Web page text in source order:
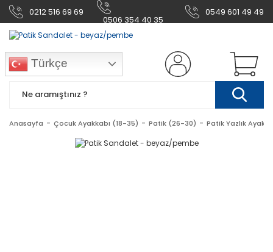
0212 516 69 69
0506 354 40 35
0549 601 49 49
Türkçe
Anasayfa Çocuk Ayakkabı (18-35) Patik (26-30) Patik Yazlık